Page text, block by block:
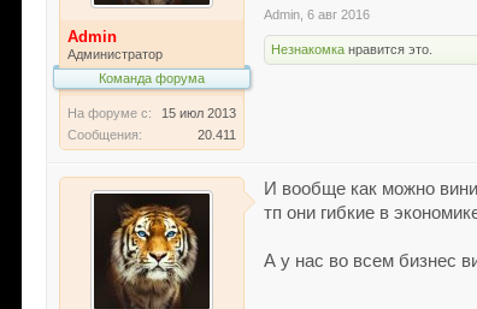
Admin
Администратор
Команда форума
На форуме с:
15 июл 2013
Сообщения:
20.411
Admin 6 авг 2016
Незнакомка нравится это.
И вообще как можно
тп они гибкие в
А у нас во всем бизнес